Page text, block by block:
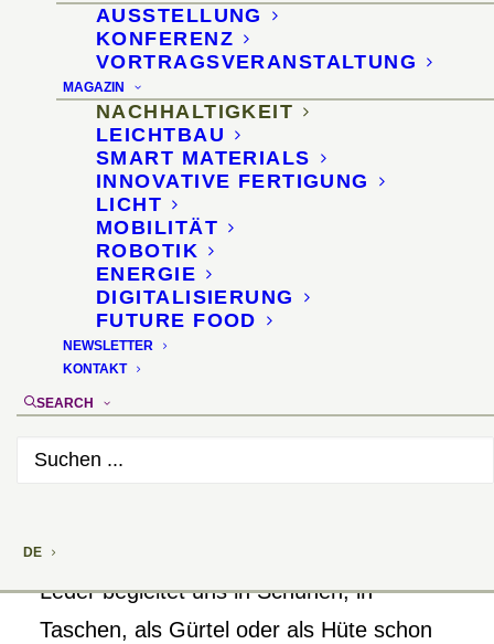
AUSSTELLUNG
KONFERENZ
VORTRAGSVERANSTALTUNG
MAGAZIN
NACHHALTIGKEIT
LEICHTBAU
SMART MATERIALS
INNOVATIVE FERTIGUNG
LICHT
MOBILITÄT
ROBOTIK
ENERGIE
DIGITALISIERUNG
FUTURE FOOD
NEWSLETTER
KONTAKT
SEARCH
DE
20. August 2012
Leder begleitet uns in Schuhen, in
Taschen, als Gürtel oder als Hüte schon